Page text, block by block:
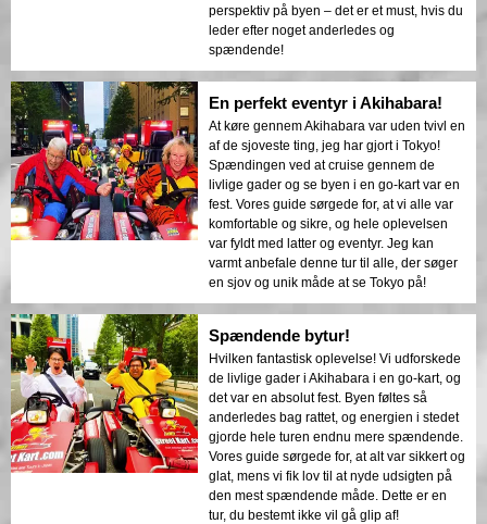
perspektiv på byen – det er et must, hvis du
leder efter noget anderledes og
spændende!
En perfekt eventyr i Akihabara!
At køre gennem Akihabara var uden tvivl en
af de sjoveste ting, jeg har gjort i Tokyo!
Spændingen ved at cruise gennem de
livlige gader og se byen i en go-kart var en
fest. Vores guide sørgede for, at vi alle var
komfortable og sikre, og hele oplevelsen
var fyldt med latter og eventyr. Jeg kan
varmt anbefale denne tur til alle, der søger
en sjov og unik måde at se Tokyo på!
Spændende bytur!
Hvilken fantastisk oplevelse! Vi udforskede
de livlige gader i Akihabara i en go-kart, og
det var en absolut fest. Byen føltes så
anderledes bag rattet, og energien i stedet
gjorde hele turen endnu mere spændende.
Vores guide sørgede for, at alt var sikkert og
glat, mens vi fik lov til at nyde udsigten på
den mest spændende måde. Dette er en
tur, du bestemt ikke vil gå glip af!